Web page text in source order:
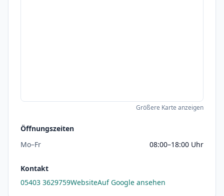
Größere Karte anzeigen
Öffnungszeiten
Mo–Fr
08:00–18:00 Uhr
Kontakt
05403 3629759WebsiteAuf Google ansehen